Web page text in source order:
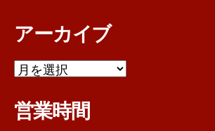
アーカイブ
ア
イ
営業時間